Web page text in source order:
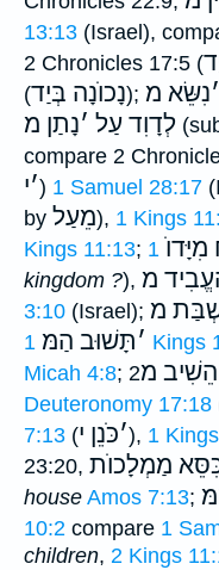
13:13 (Israel),
2 Chronicles 17:5 (
(נָכוֺנָה בְּיַד); ׳נִשֵּׂא מ
לְדָוִד עַל ׳נָתַן מ
compare 2
׳י ) 1 Samuel 28:17
by מֵעַל), 1 Kings
Kings 11:13;
kingdom ?), מ
3:10 (Israel); מ
׳תָּשׁוּב הַמּ 1
Micah 4:8; הֵשִׁיב מ
Deuteronomy 17:18
7:13 ( ׳כֹּנֵן י ), 1
23:20, מַמְלָכוֺת
house Amos 7:13;
10:2 compare 1
children, 2 Kings